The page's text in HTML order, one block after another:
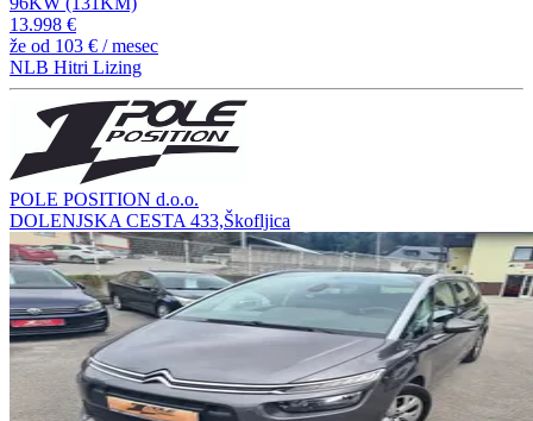
13.998 €
že od 103 € / mesec
NLB Hitri Lizing
POLE POSITION d.o.o.
DOLENJSKA CESTA 433,Škofljica